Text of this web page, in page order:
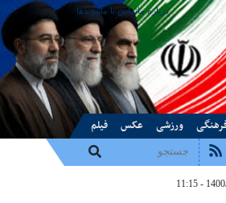
درباره ماتماس با ماپیوندها
ورزشی عکس فیلم